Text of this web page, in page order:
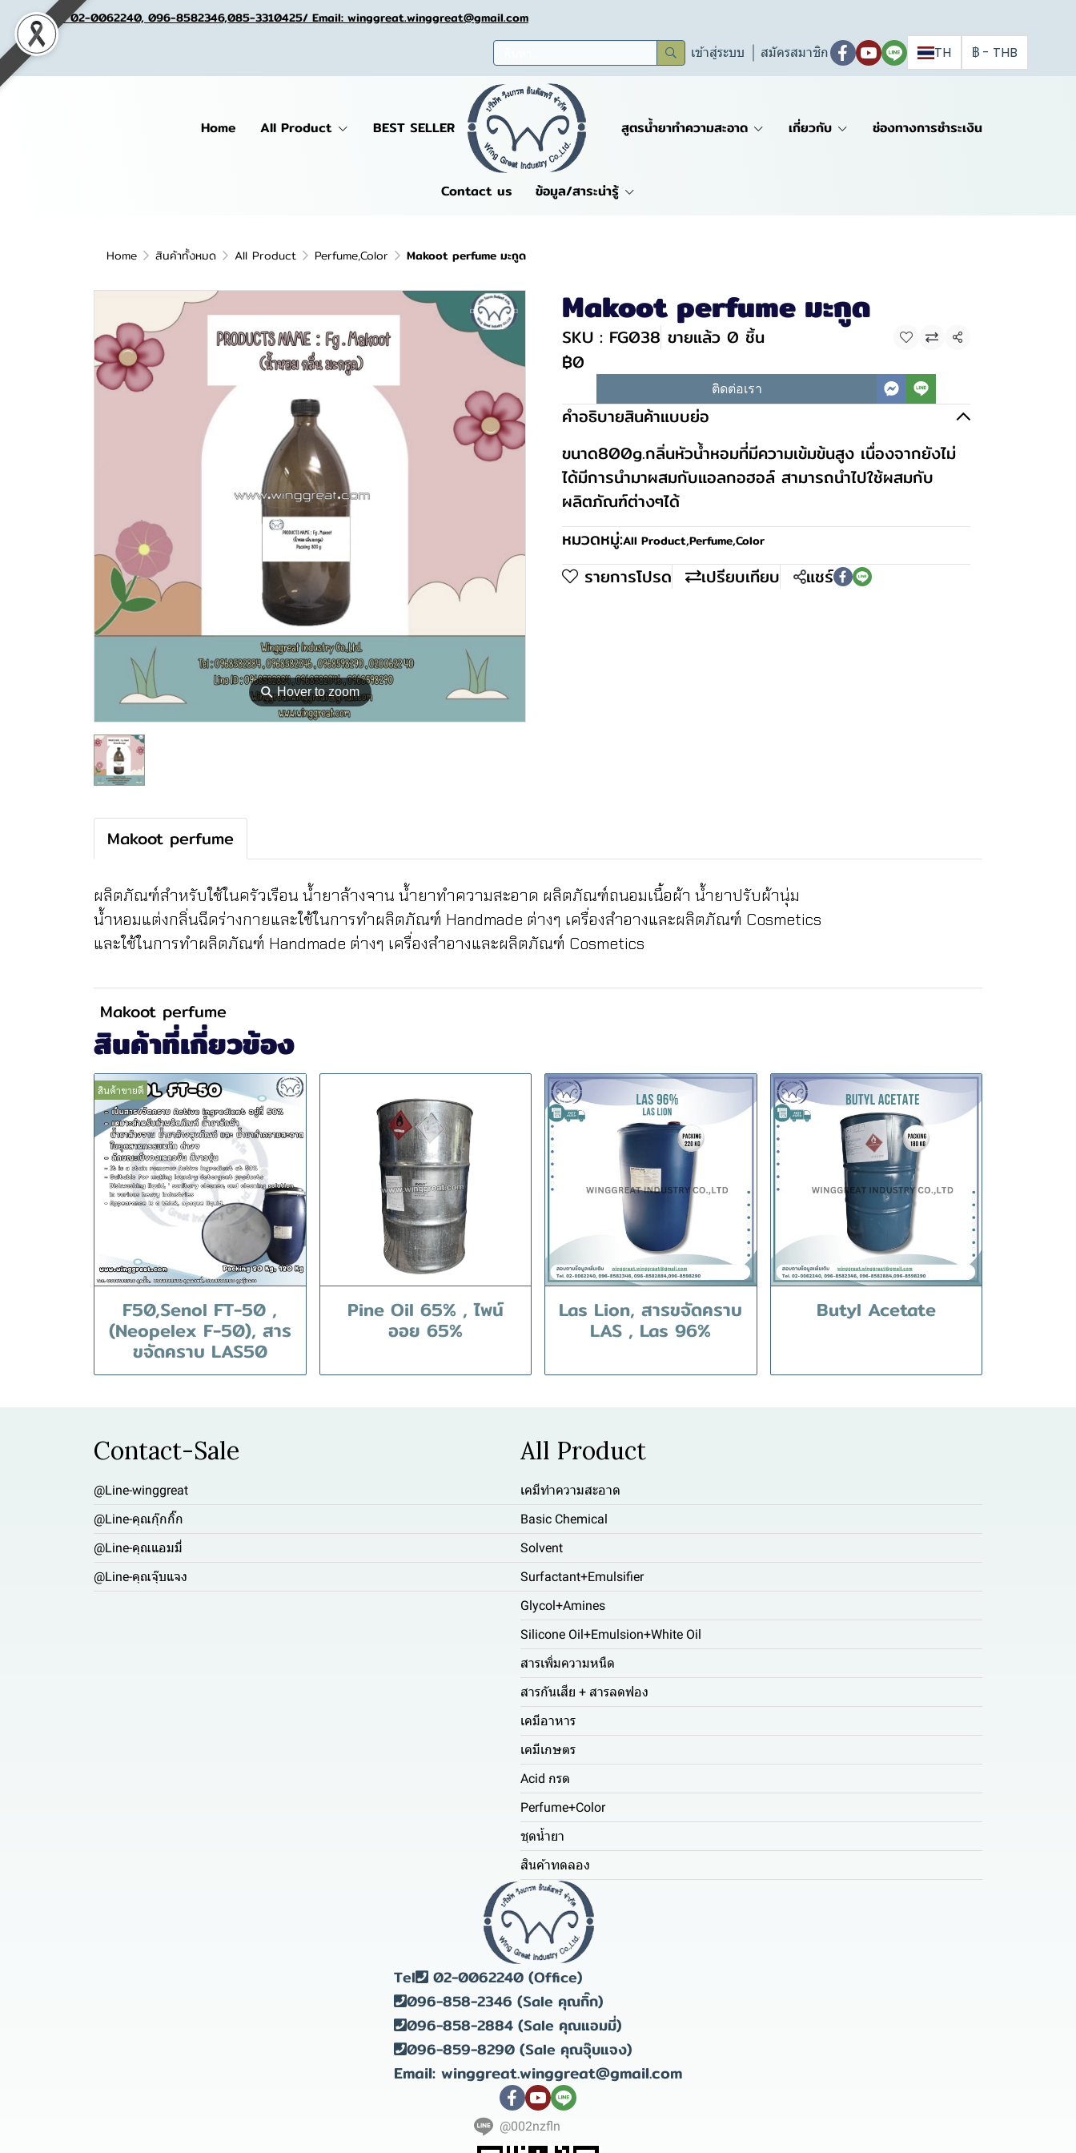
Tel. 02-0062240, 096-8582346,085-3310425/ Email: winggreat.winggreat@gmail.com
เข้าสู่ระบบ สมัครสมาชิก TH ฿ - THB
Home All Product BEST SELLER สูตรน้ำยาทำความสะอาด เกี่ยวกับ ช่องทางการชำระเงิน
Contact us ข้อมูล/สาระน่ารู้
Home สินค้าทั้งหมด All Product Perfume,Color Makoot perfume มะกูด
⚲Hover to zoom
Makoot perfume มะกูด
SKU : FG038 ขายแล้ว 0 ชิ้น แชร์
฿0
ติดต่อเรา
คำอธิบายสินค้าแบบย่อ
ขนาด800g.กลิ่นหัวน้ำหอมที่มีความเข้มข้นสูง เนื่องจากยังไม่
ได้มีการนำมาผสมกับแอลกอฮอล์ สามารถนำไปใช้ผสมกับ
ผลิตภัณฑ์ต่างๆได้
หมวดหมู่:All Product,Perfume,Color
รายการโปรด เปรียบเทียบ แชร์
Makoot perfume
ผลิตภัณฑ์สำหรับใช้ในครัวเรือน น้ำยาล้างจาน น้ำยาทำความสะอาด ผลิตภัณฑ์ถนอมเนื้อผ้า น้ำยาปรับผ้านุ่ม
น้ำหอมแต่งกลิ่นฉีดร่างกายและใช้ในการทำผลิตภัณฑ์ Handmade ต่างๆ เครื่องสำอางและผลิตภัณฑ์ Cosmetics
และใช้ในการทำผลิตภัณฑ์ Handmade ต่างๆ เครื่องสำอางและผลิตภัณฑ์ Cosmetics
Makoot perfume
สินค้าที่เกี่ยวข้อง
สินค้าขายดี
F50,Senol FT-50 ,
(Neopelex F-50), สาร
ขจัดคราบ LAS50
Pine Oil 65% , ไพน์
ออย 65%
Las Lion, สารขจัดคราบ
LAS , Las 96%
Butyl Acetate
Contact-Sale
@Line-winggreat
@Line-คุณกุ๊กกิ๊ก
@Line-คุณแอมมี่
@Line-คุณจุ๊บแจง
All Product
เคมีทำความสะอาด
Basic Chemical
Solvent
Surfactant+Emulsifier
Glycol+Amines
Silicone Oil+Emulsion+White Oil
สารเพิ่มความหนืด
สารกันเสีย + สารลดฟอง
เคมีอาหาร
เคมีเกษตร
Acid กรด
Perfume+Color
ชุดน้ำยา
สินค้าทดลอง
Tel 02-0062240 (Office)
096-858-2346 (Sale คุณกิ๊ก)
096-858-2884 (Sale คุณแอมมี่)
096-859-8290 (Sale คุณจุ๊บแจง)
Email: winggreat.winggreat@gmail.com
@002nzfln